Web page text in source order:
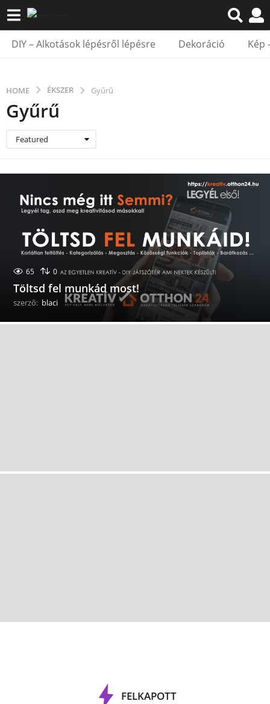
DIY – Alkotások lépésről lépésre Dekoráció Kép
HOME ÉKSZER Gyűrű
Gyűrű
Featured
65 0
Töltsd fel munkád most!
szerző: blaci
FELKAPOTT